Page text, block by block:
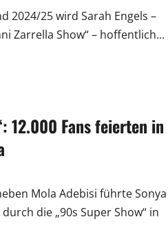
2024/25 wird Sarah Engels –
Zarrella Show“ – hoffentlich...
12.000 Fans feierten in
Mola Adebisi führte Sonya
die „90s Super Show“ in